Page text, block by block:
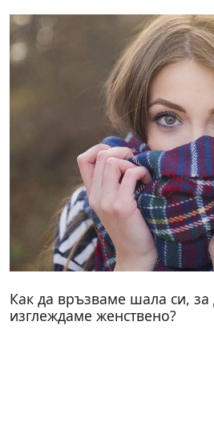
Как да връзваме шала си, за
изглеждаме женствено?